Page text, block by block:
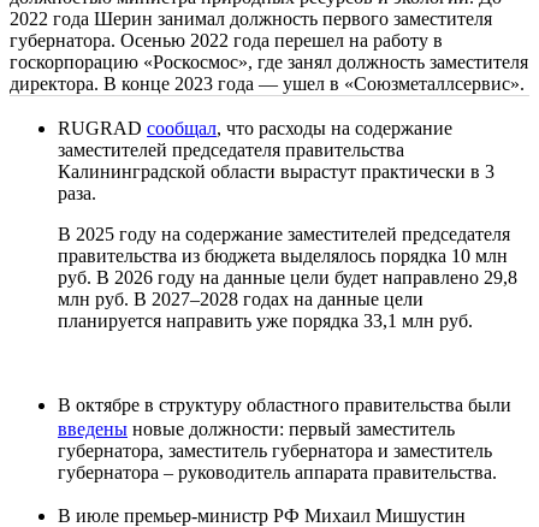
2022 года Шерин занимал должность первого заместителя
губернатора. Осенью 2022 года перешел на работу в
госкорпорацию «Роскосмос», где занял должность заместителя
директора. В конце 2023 года — ушел в «Союзметаллсервис».
RUGRAD сообщал, что расходы на содержание
заместителей председателя правительства
Калининградской области вырастут практически в 3
раза.
В 2025 году на содержание заместителей председателя
правительства из бюджета выделялось порядка 10 млн
руб. В 2026 году на данные цели будет направлено 29,8
млн руб. В 2027–2028 годах на данные цели
планируется направить уже порядка 33,1 млн руб.
В октябре в структуру областного правительства были
введены новые должности: первый заместитель
губернатора, заместитель губернатора и заместитель
губернатора – руководитель аппарата правительства.
В июле премьер-министр РФ Михаил Мишустин